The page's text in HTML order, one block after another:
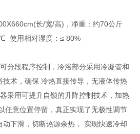
长/宽/高)，净重：约70公斤
使用相对湿度：≤ 80%
分段程序控制，冷浴部分采用冷凝管和
术，确保 冷热直接传导，无液体传热
采用可提升自锁的升降控制技术，加热
任意位置停留，真正实现了无极性调节
下滑，切断热源余热， 实现快速冷却